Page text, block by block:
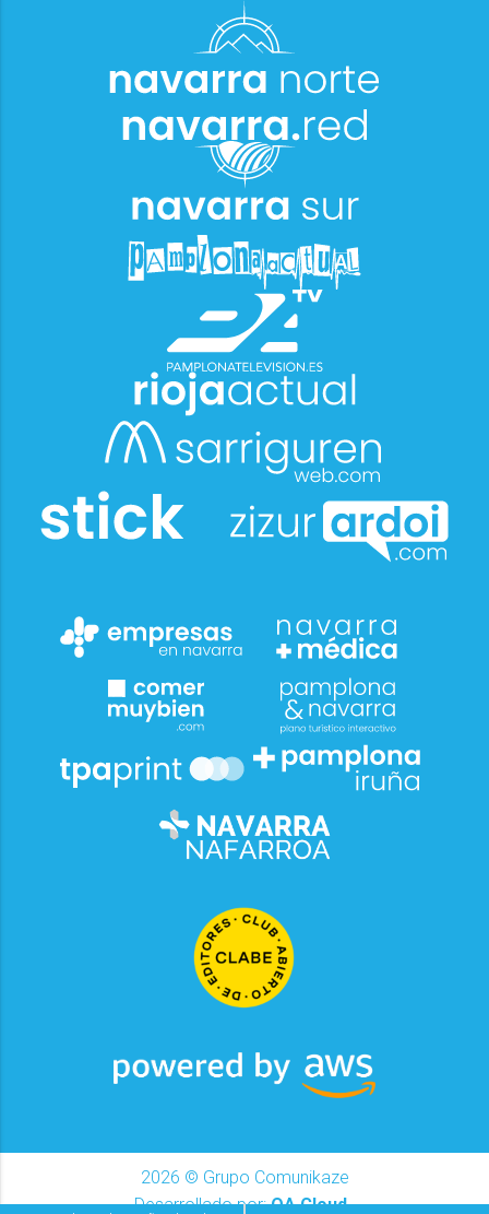
2026 © Grupo Comunikaze
Desarrollado por:OA Cloud